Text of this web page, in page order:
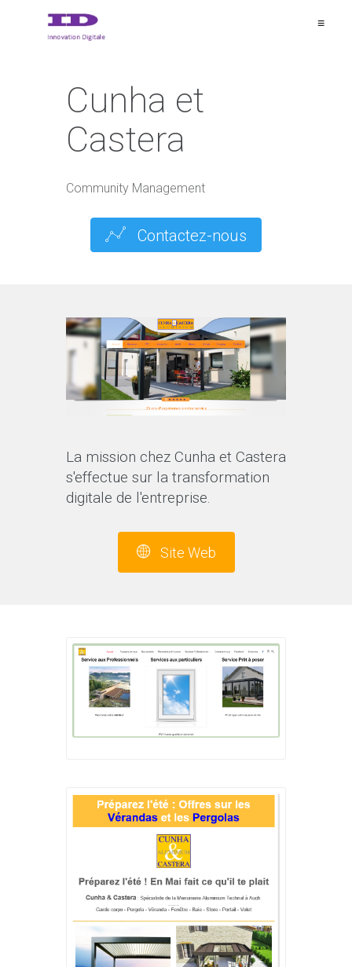
≡
Cunha et
Castera
Community Management
Contactez-nous
La mission chez Cunha et Castera
s'effectue sur la transformation
digitale de l'entreprise.
Site Web